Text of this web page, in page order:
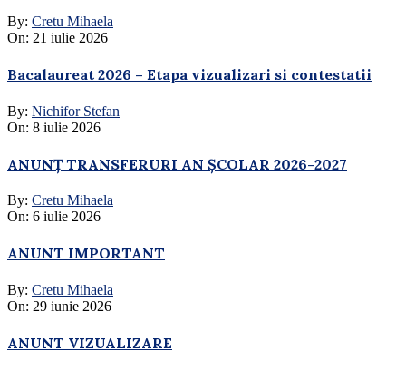
By: Cretu Mihaela
On: 21 iulie 2026
Bacalaureat 2026 – Etapa vizualizari si contestatii
By: Nichifor Stefan
On: 8 iulie 2026
ANUNȚ TRANSFERURI AN ȘCOLAR 2026-2027
By: Cretu Mihaela
On: 6 iulie 2026
ANUNT IMPORTANT
By: Cretu Mihaela
On: 29 iunie 2026
ANUNT VIZUALIZARE